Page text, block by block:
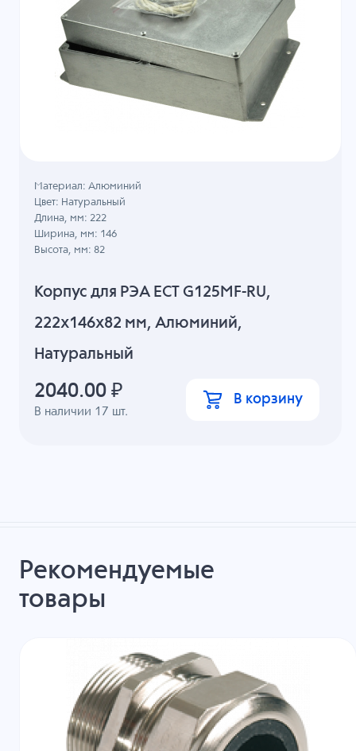
Корпус для РЭА ECT G125MF-RU,
222x146x82 мм, Алюминий,
Натуральный
В наличии 17 шт.
Материал: Алюминий
Цвет: Натуральный
Длина, мм: 222
Ширина, мм: 146
Высота, мм: 82
2040.00 ₽ В корзину
Рекомендуемые
товары